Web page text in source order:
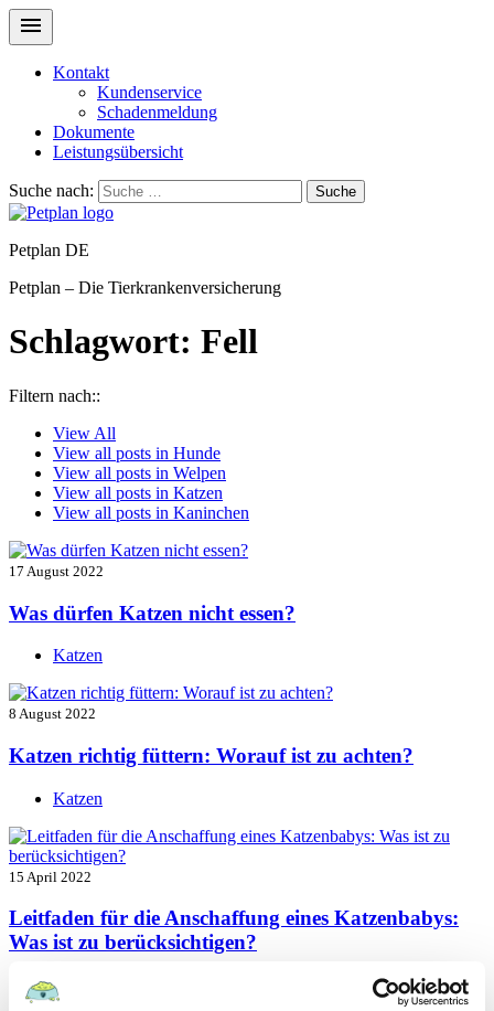
Kontakt
Kundenservice
Schadenmeldung
Dokumente
Leistungsübersicht
Suche nach: Suche
Petplan DE
Petplan – Die Tierkrankenversicherung
Schlagwort: Fell
Filtern nach::
View All
View all posts in Hunde
View all posts in Welpen
View all posts in Katzen
View all posts in Kaninchen
17 August 2022
Was dürfen Katzen nicht essen?
Katzen
8 August 2022
Katzen richtig füttern: Worauf ist zu achten?
Katzen
15 April 2022
Leitfaden für die Anschaffung eines Katzenbabys:
Was ist zu berücksichtigen?
Katzen